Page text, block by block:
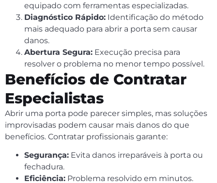
equipado com ferramentas especializadas.
Diagnóstico Rápido: Identificação do método
mais adequado para abrir a porta sem causar
danos.
Abertura Segura: Execução precisa para
resolver o problema no menor tempo possível.
Benefícios de Contratar
Especialistas
Abrir uma porta pode parecer simples, mas soluções
improvisadas podem causar mais danos do que
benefícios. Contratar profissionais garante:
Segurança: Evita danos irreparáveis à porta ou
fechadura.
Eficiência: Problema resolvido em minutos.